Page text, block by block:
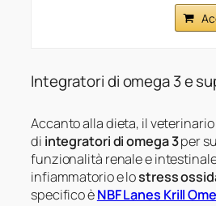
Integratori di omega 3 e
Accanto alla dieta, il veterinario
di integratori di omega 3per
funzionalità renale e
infiammatorio e lostress
specifico èNBF Lanes Krill